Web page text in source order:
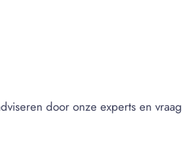
door onze experts en vraag